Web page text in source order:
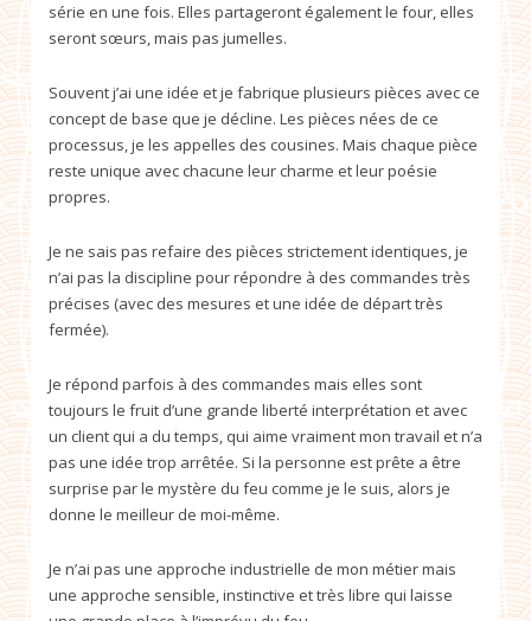
série en une fois. Elles partageront également le four, elles
seront sœurs, mais pas jumelles.
Souvent j’ai une idée et je fabrique plusieurs pièces avec ce
concept de base que je décline. Les pièces nées de ce
processus, je les appelles des cousines. Mais chaque pièce
reste unique avec chacune leur charme et leur poésie
propres.
Je ne sais pas refaire des pièces strictement identiques, je
n’ai pas la discipline pour répondre à des commandes très
précises (avec des mesures et une idée de départ très
fermée).
Je répond parfois à des commandes mais elles sont
toujours le fruit d’une grande liberté interprétation et avec
un client qui a du temps, qui aime vraiment mon travail et n’a
pas une idée trop arrêtée. Si la personne est prête a être
surprise par le mystère du feu comme je le suis, alors je
donne le meilleur de moi-même.
Je n’ai pas une approche industrielle de mon métier mais
une approche sensible, instinctive et très libre qui laisse